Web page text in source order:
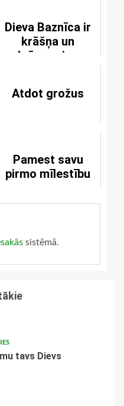
Dieva Baznīca ir
krāšņa un
brīnumaina
Atdot grožus
Pamest savu
pirmo mīlestību
sistēmā.
tavs Dievs